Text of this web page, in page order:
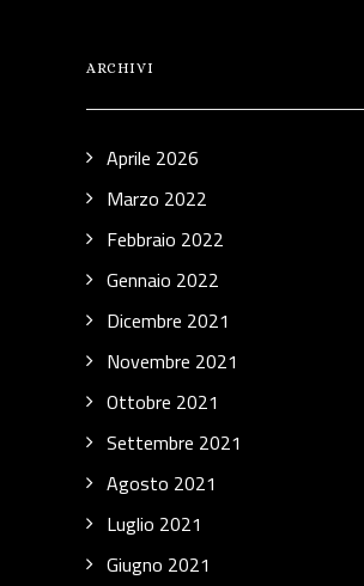
ARCHIVI
Aprile 2026
Marzo 2022
Febbraio 2022
Gennaio 2022
Dicembre 2021
Novembre 2021
Ottobre 2021
Settembre 2021
Agosto 2021
Luglio 2021
Giugno 2021